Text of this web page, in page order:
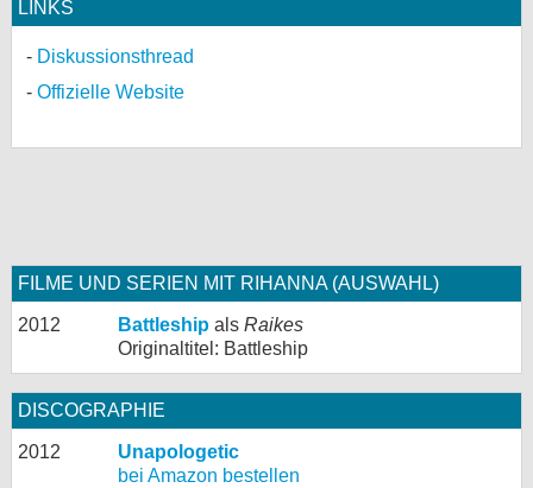
LINKS
Diskussionsthread
Offizielle Website
FILME UND SERIEN MIT RIHANNA (AUSWAHL)
2012 Battleship als Raikes
Originaltitel: Battleship
DISCOGRAPHIE
2012
Unapologetic
bei Amazon bestellen